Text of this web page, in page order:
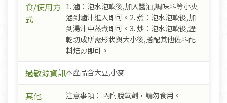
食/使用方
式
1. 滷：泡水泡軟後,加入醬油,調味料等小火
滷到滷汁進入即可。2. 煮：泡水泡軟後,加
到湯汁中蒸煮即可。3. 炒：泡水泡軟後,瀝
乾切成所需形狀與大小後,搭配其他佐料配
料焙炒即可。
過敏源資訊本產品含大豆,小麥
其他 注意事項： 內附脫氧劑，請勿食用。